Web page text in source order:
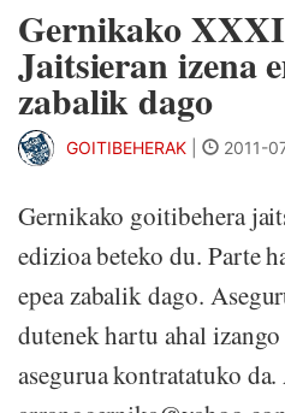
Gernikako
Jaitsieran izena
zabalik dago
GOITIBEHERAK 2011-
Gernikako goitibehera
edizioa beteko du. Parte
epea zabalik dago.
dutenek hartu ahal
asegurua kontratatuko